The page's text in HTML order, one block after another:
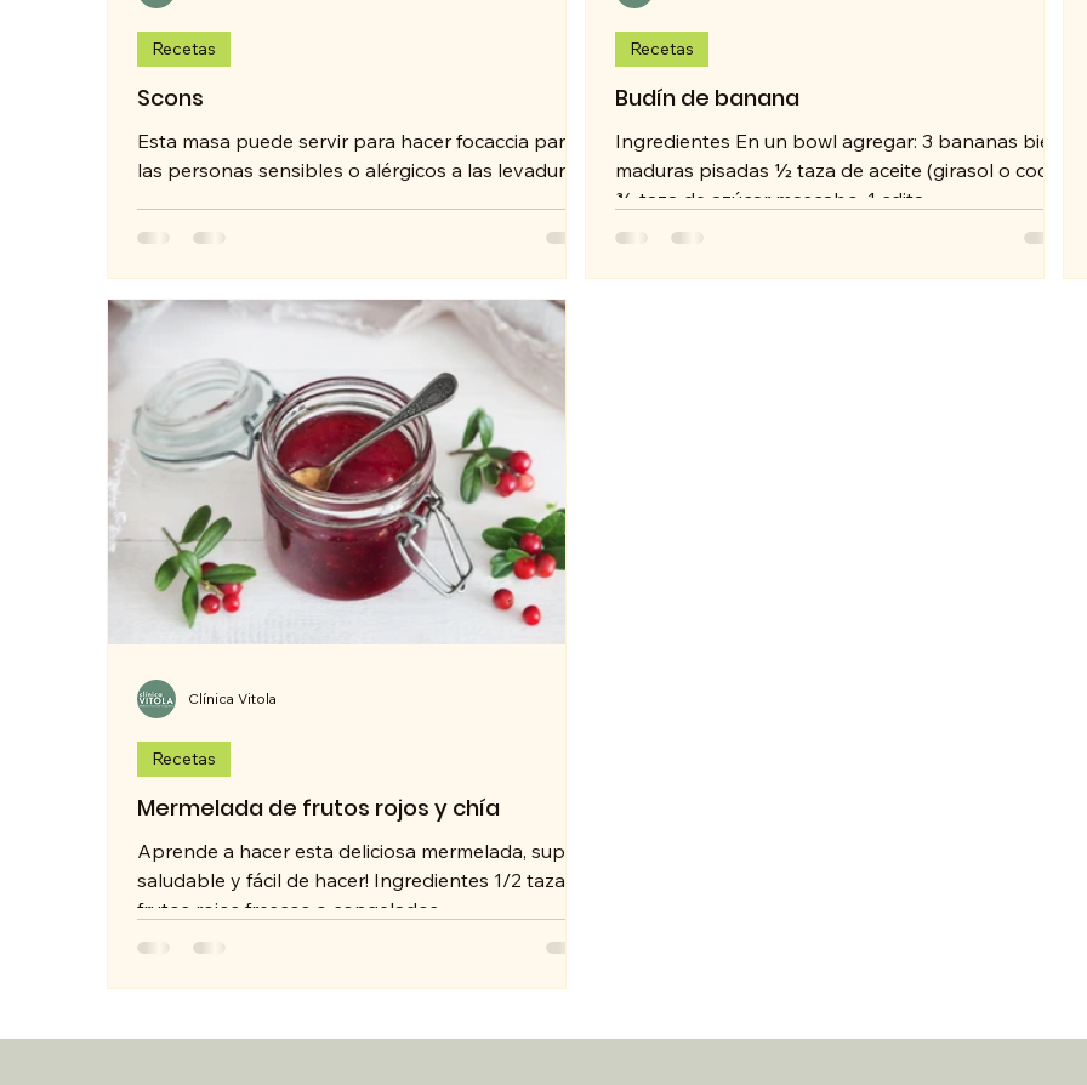
Scons
Esta masa puede servir para hacer focaccia para
las personas sensibles o alérgicos a las levaduras.
Recetas
Budín de banana
Ingredientes En un bowl agregar: 3 bananas bien
maduras pisadas 1⁄2 taza de aceite (girasol o coco)
3⁄4 taza de azúcar mascabo. 1 cdita...
Recetas
Mermelada de frutos rojos y chía
Aprende a hacer esta deliciosa mermelada, super
saludable y fácil de hacer! Ingredientes 1/2 taza de
frutos rojos frescos o congelados...
Recetas
Clínica Vitola